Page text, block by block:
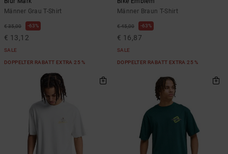
Männer Grau T-Shirt
€ 35,00 63%
€ 13,12
SALE
DOPPELTER RABATT EXTRA 25 %
Männer Braun T-Shirt
€ 45,00 63%
€ 16,87
SALE
DOPPELTER RABATT EXTRA 25 %